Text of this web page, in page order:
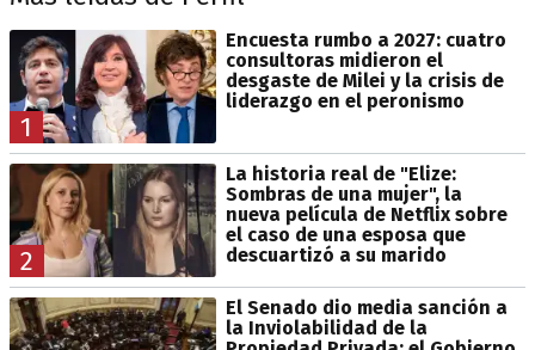
1
Encuesta rumbo a 2027: cuatro
consultoras midieron el
desgaste de Milei y la crisis de
liderazgo en el peronismo
2
La historia real de "Elize:
Sombras de una mujer", la
nueva película de Netflix sobre
el caso de una esposa que
descuartizó a su marido
El Senado dio media sanción a
la Inviolabilidad de la